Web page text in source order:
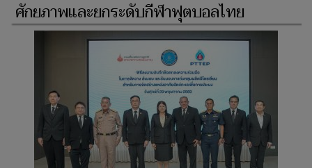
ศักยภาพและยกระดับกีฬาฟุตบอลไทย